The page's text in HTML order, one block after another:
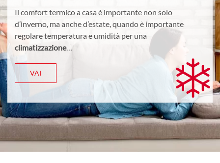
Il comfort termico a casa è importante non solo
d’inverno, ma anche d’estate, quando è importante
regolare temperatura e umidità per una
climatizzazione…
VAI